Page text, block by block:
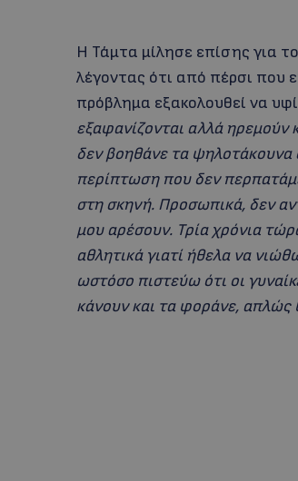
Η Τάμτα μίλησε επίσης για
λέγοντας ότι από πέρσι που
πρόβλημα εξακολουθεί να
εξαφανίζονται αλλά ηρεμούν
δεν βοηθάνε τα ψηλοτάκουνα
περίπτωση που δεν
στη σκηνή. Προσωπικά, δεν
μου αρέσουν. Τρία χρόνια
αθλητικά γιατί ήθελα να
ωστόσο πιστεύω ότι οι
κάνουν και τα φοράνε, απλώς